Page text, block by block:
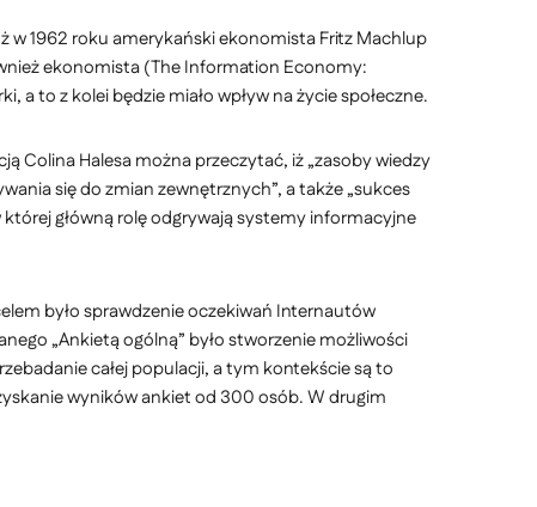
w 1962 roku amerykański ekonomista Fritz Machlup
ekonomista (The Information Economy:
to z kolei będzie miało wpływ na życie społeczne.
Colina Halesa można przeczytać, iż „zasoby wiedzy
się do zmian zewnętrznych”, a także „sukces
główną rolę odgrywają systemy informacyjne
było sprawdzenie oczekiwań Internautów
„Ankietą ogólną” było stworzenie możliwości
całej populacji, a tym kontekście są to
wyników ankiet od 300 osób. W drugim